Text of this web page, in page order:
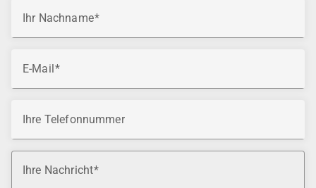
Ihr Nachname
E-Mail
Ihre Telefonnummer
Ihre Nachricht